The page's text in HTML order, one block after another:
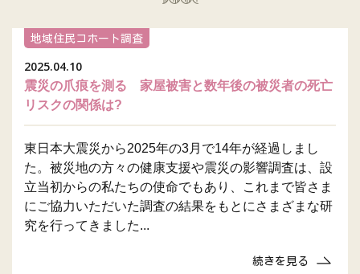
地域住民コホート調査
2025.04.10
震災の爪痕を測る 家屋被害と数年後の被災者の死亡
リスクの関係は?
東日本大震災から2025年の3月で14年が経過しまし
た。被災地の方々の健康支援や震災の影響調査は、設
立当初からの私たちの使命でもあり、これまで皆さま
にご協力いただいた調査の結果をもとにさまざまな研
究を行ってきました...
続きを見る